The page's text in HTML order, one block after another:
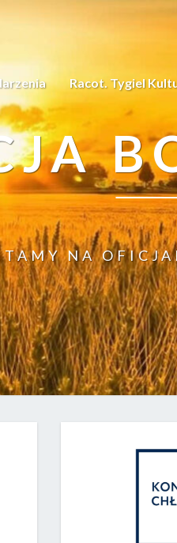
Racot. Tygiel
NA